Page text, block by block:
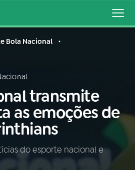
Buscar
AO VIVO
Bola Nacional
transmite
as emoções de
do esporte nacional e